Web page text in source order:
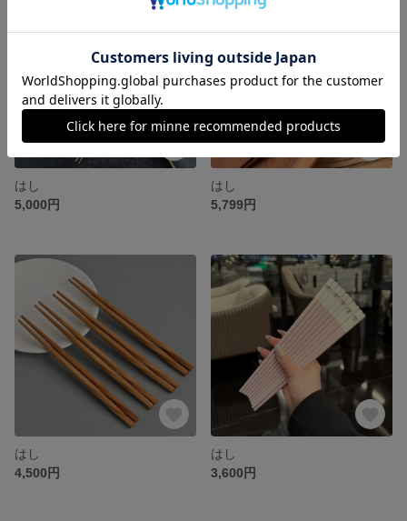
はし
5,000円
はし
5,799円
はし
4,500円
はし
3,600円